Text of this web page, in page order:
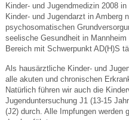
Kinder- und Jugendmedizin 2008
Kinder- und Jugendarzt in Amberg
psychosomatischen
seelische Gesundheit in
Bereich mit Schwerpunkt AD(H)S
Als hausärztliche Kinder- und
alle akuten und chronischen
Natürlich führen wir auch die
Jugenduntersuchung J1 (13-15
(J2) durch. Alle Impfungen werden